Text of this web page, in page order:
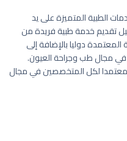
الطبية المتميزة على يد
تقديم خدمة طبية فريدة من
المعتمدة دوليا بالإضافة إلى
في مجال طب وجراحة العيون.
معتمدا لكل المتخصصين في مجال